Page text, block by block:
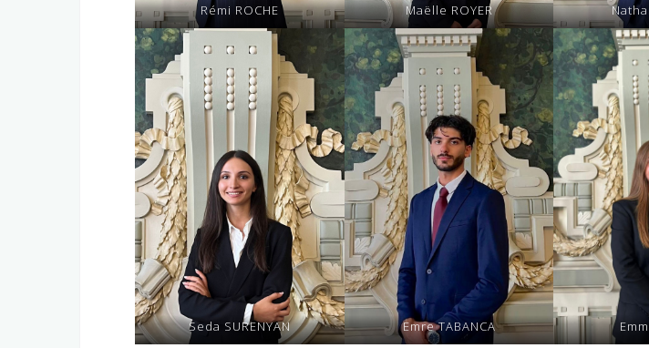
Rémi ROCHE Maëlle ROYER
Seda SURENYAN Emre TABANCA